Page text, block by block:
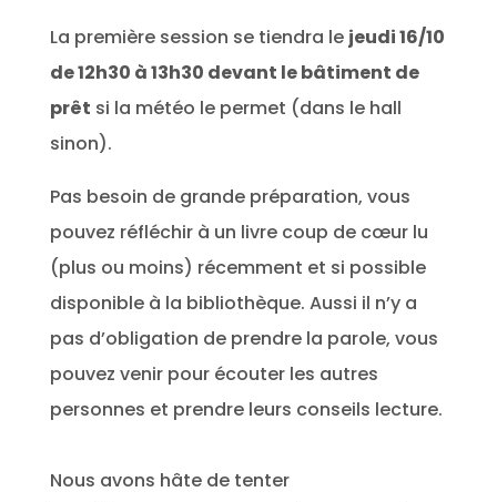
La première session se tiendra le jeudi 16/10
de 12h30 à 13h30 devant le bâtiment de
prêt si la météo le permet (dans le hall
sinon).
Pas besoin de grande préparation, vous
pouvez réfléchir à un livre coup de cœur lu
(plus ou moins) récemment et si possible
disponible à la bibliothèque. Aussi il n’y a
pas d’obligation de prendre la parole, vous
pouvez venir pour écouter les autres
personnes et prendre leurs conseils lecture.
Nous avons hâte de tenter